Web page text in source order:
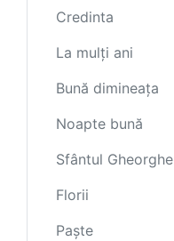
Credinta
La mulți ani
Bună dimineața
Noapte bună
Sfântul Gheorghe
Florii
Paște